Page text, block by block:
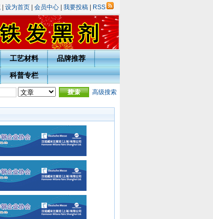
设为首页 会员中心 我要投稿 RSS
工艺材料 品牌推荐
科普专栏
评选活动的通知 ·热处理技术网投稿指南 ·
高级搜索